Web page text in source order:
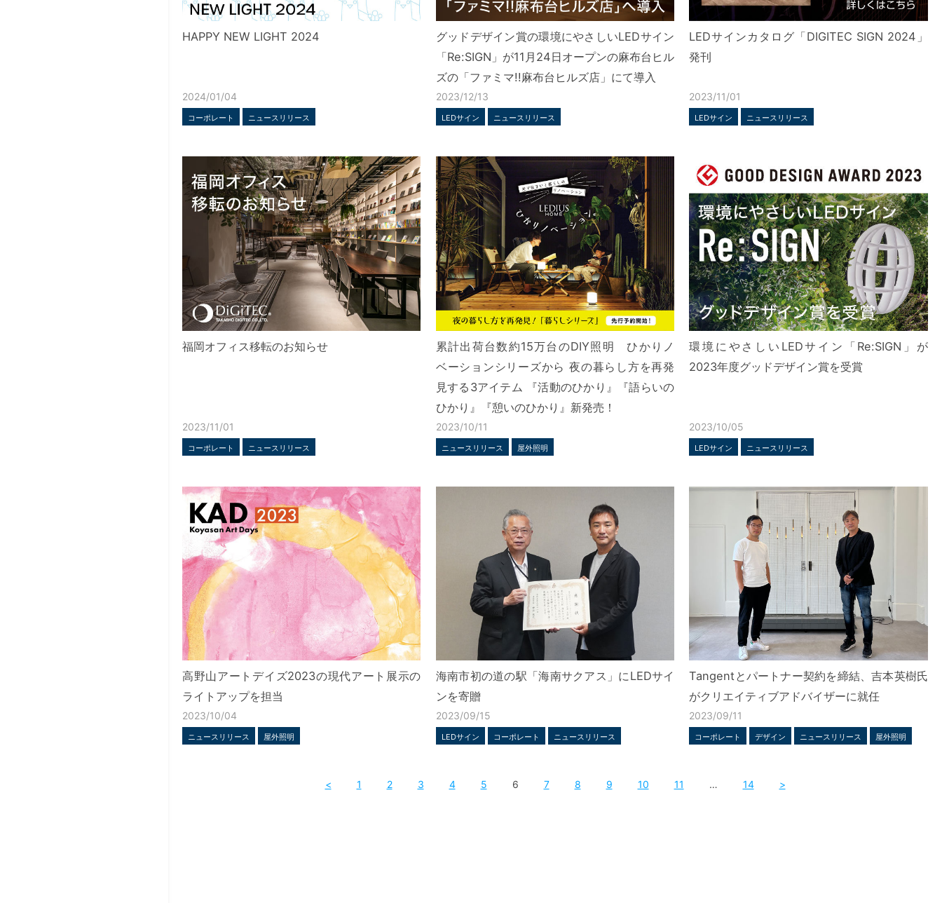
HAPPY NEW LIGHT 2024
2024/01/04
コーポレート ニュースリリース
グッドデザイン賞の環境にやさしいLEDサイン
「Re:SIGN」が11月24日オープンの麻布台ヒル
ズの「ファミマ!!麻布台ヒルズ店」にて導入
2023/12/13
LEDサイン ニュースリリース
LEDサインカタログ「DIGITEC SIGN 2024」
発刊
2023/11/01
LEDサイン ニュースリリース
福岡オフィス移転のお知らせ
2023/11/01
コーポレート ニュースリリース
累計出荷台数約15万台のDIY照明 ひかりノ
ベーションシリーズから 夜の暮らし方を再発
見する3アイテム 『活動のひかり』『語らいの
ひかり』『憩いのひかり』新発売！
2023/10/11
ニュースリリース 屋外照明
環境にやさしいLEDサイン「Re:SIGN」が
2023年度グッドデザイン賞を受賞
2023/10/05
LEDサイン ニュースリリース
高野山アートデイズ2023の現代アート展示の
ライトアップを担当
2023/10/04
ニュースリリース 屋外照明
海南市初の道の駅「海南サクアス」にLEDサイ
ンを寄贈
2023/09/15
LEDサイン コーポレート ニュースリリース
Tangentとパートナー契約を締結、吉本英樹氏
がクリエイティブアドバイザーに就任
2023/09/11
コーポレート デザイン ニュースリリース 屋外照明
< 1 2 3 4 5 6 7 8 9 10 11 … 14 >